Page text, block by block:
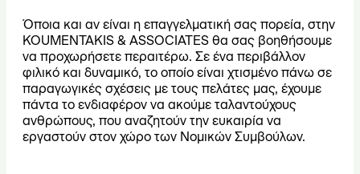
Όποια και αν είναι η επαγγελματική σας πορεία, στην
KOUMENTAKIS & ASSOCIATES θα σας βοηθήσουμε
να προχωρήσετε περαιτέρω. Σε ένα περιβάλλον
φιλικό και δυναμικό, το οποίο είναι χτισμένο πάνω σε
παραγωγικές σχέσεις με τους πελάτες μας, έχουμε
πάντα το ενδιαφέρον να ακούμε ταλαντούχους
ανθρώπους, που αναζητούν την ευκαιρία να
εργαστούν στον χώρο των Νομικών Συμβούλων.